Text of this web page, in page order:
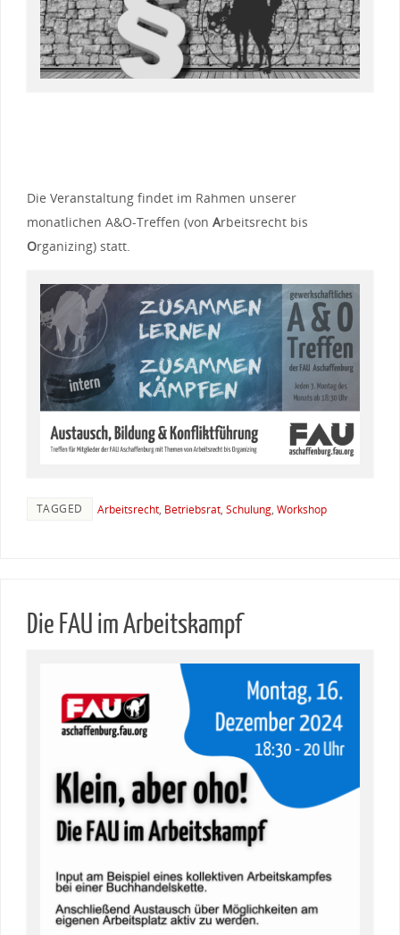
Die Veranstaltung findet im Rahmen unserer
monatlichen A&O-Treffen (von Arbeitsrecht bis
Organizing) statt.
TAGGED Arbeitsrecht, Betriebsrat, Schulung, Workshop
Die FAU im Arbeitskampf